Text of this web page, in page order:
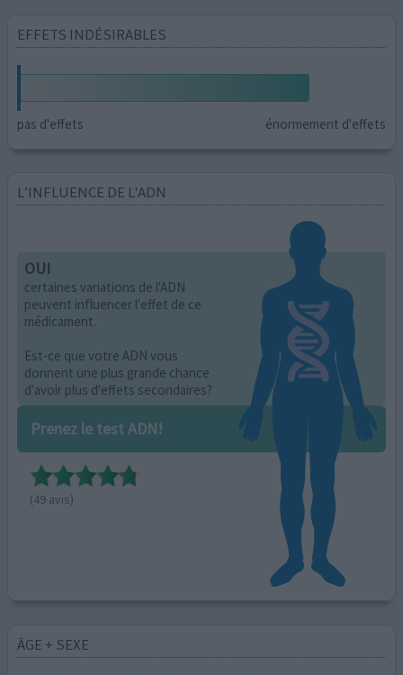
EFFETS INDÉSIRABLES
pas d'effets énormement d'effets
L’INFLUENCE DE L'ADN
OUI
certaines variations de l'ADN
peuvent influencer l'effet de ce
médicament.
Est-ce que votre ADN vous
donnent une plus grande chance
d'avoir plus d'effets secondaires?
Prenez le test ADN!
(49 avis)
ÂGE + SEXE